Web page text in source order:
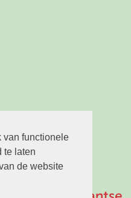
van functionele
te laten
de website